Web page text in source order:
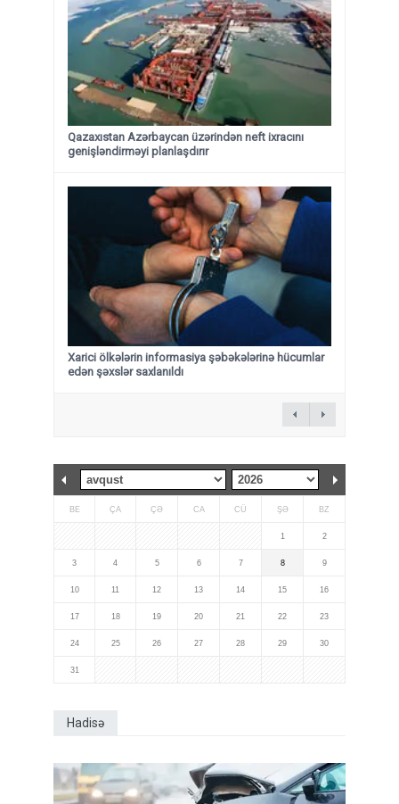
Qazaxıstan Azərbaycan üzərindən neft ixracını
genişləndirməyi planlaşdırır
Xarici ölkələrin informasiya şəbəkələrinə hücumlar
edən şəxslər saxlanıldı
BE ÇA ÇƏ CA CÜ ŞƏ BZ
1 2
3 4 5 6 7 8 9
10 11 12 13 14 15 16
17 18 19 20 21 22 23
24 25 26 27 28 29 30
31
Hadisə